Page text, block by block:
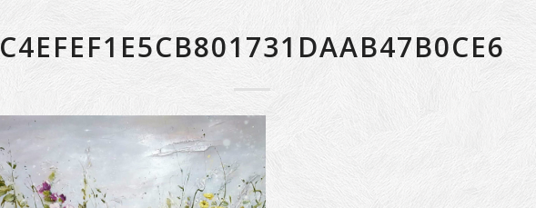
C4EFEF1E5CB801731DAAB47B0CE6